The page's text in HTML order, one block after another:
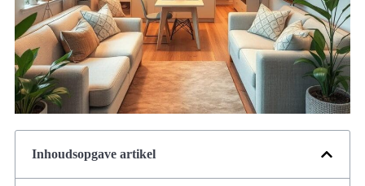
Inhoudsopgave artikel